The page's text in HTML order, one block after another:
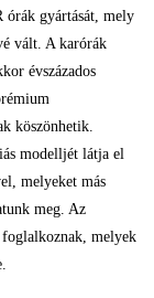
órák gyártását, mely
vált. A karórák
évszázados
köszönhetik.
modelljét látja el
melyeket más
meg. Az
foglalkoznak, melyek